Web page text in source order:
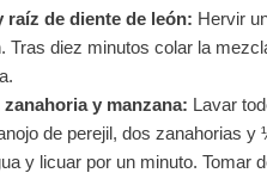
raíz de diente de león: Hervir
Tras diez minutos colar la
y manzana: Lavar
de perejil, dos zanahorias
y licuar por un minuto. Tomar